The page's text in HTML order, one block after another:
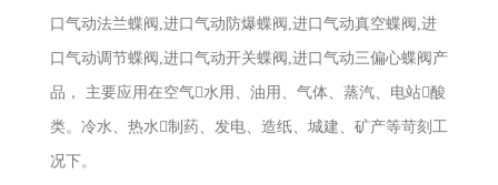
口气动法兰蝶阀,进口气动防爆蝶阀,进口气动真空蝶阀,进
口气动调节蝶阀,进口气动开关蝶阀,进口气动三偏心蝶阀产
品， 主要应用在空气水用、油用、气体、蒸汽、电站酸
类。冷水、热水制药、发电、造纸、城建、矿产等苛刻工
况下。